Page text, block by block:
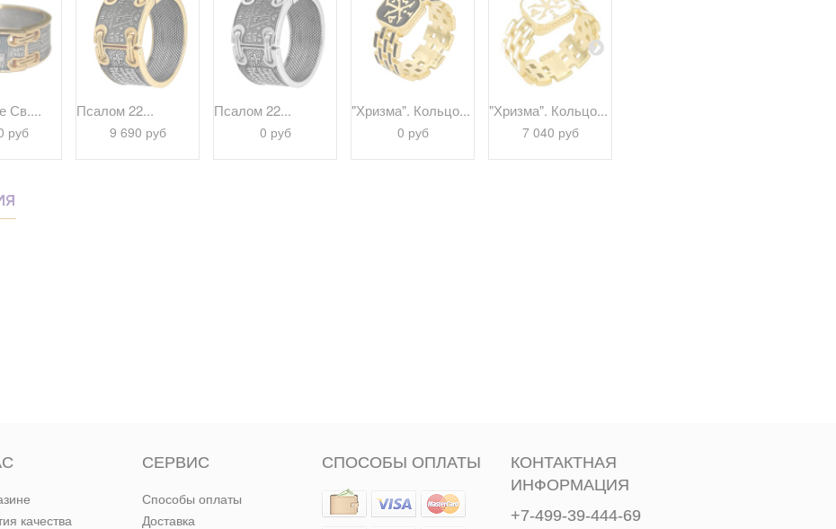
Св....
руб
Псалом 22...
9 690 руб
Псалом 22...
0 руб
"Хризма". Кольцо...
0 руб
"Хризма". Кольцо...
7 040 руб
качества
СЕРВИС
Способы оплаты
Доставка
СПОСОБЫ ОПЛАТЫ
КОНТАКТНАЯ
ИНФОРМАЦИЯ
+7-499-39-444-69